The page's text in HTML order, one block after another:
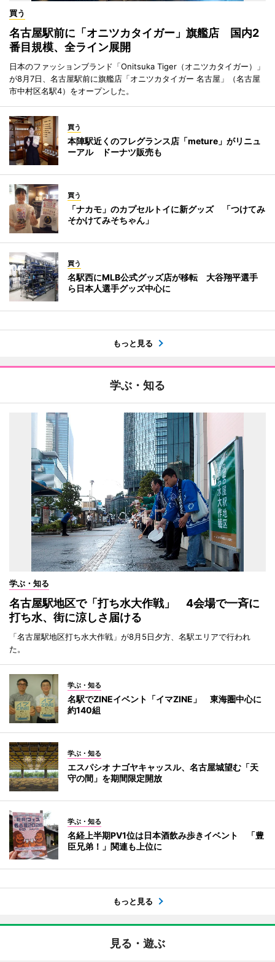
買う
名古屋駅前に「オニツカタイガー」旗艦店 国内2
番目規模、全ライン展開
日本のファッションブランド「Onitsuka Tiger（オニツカタイガー）」
が8月7日、名古屋駅前に旗艦店「オニツカタイガー 名古屋」（名古屋
市中村区名駅4）をオープンした。
買う
本陣駅近くのフレグランス店「meture」がリニュ
ーアル ドーナツ販売も
買う
「ナカモ」のカプセルトイに新グッズ 「つけてみ
そかけてみそちゃん」
買う
名駅西にMLB公式グッズ店が移転 大谷翔平選手
ら日本人選手グッズ中心に
もっと見る
学ぶ・知る
学ぶ・知る
名古屋駅地区で「打ち水大作戦」 4会場で一斉に
打ち水、街に涼しさ届ける
「名古屋駅地区打ち水大作戦」が8月5日夕方、名駅エリアで行われ
た。
学ぶ・知る
名駅でZINEイベント「イマZINE」 東海圏中心に
約140組
学ぶ・知る
エスパシオ ナゴヤキャッスル、名古屋城望む「天
守の間」を期間限定開放
学ぶ・知る
名経上半期PV1位は日本酒飲み歩きイベント 「豊
臣兄弟！」関連も上位に
もっと見る
見る・遊ぶ